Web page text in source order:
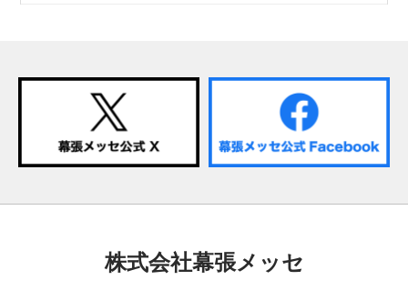
株式会社幕張メッセ